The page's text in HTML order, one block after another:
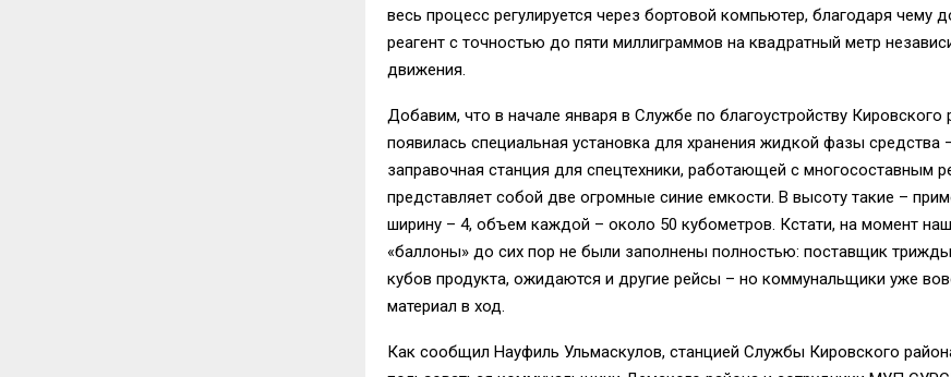
весь процесс регулируется через бортовой компьютер, благодаря чему
реагент с точностью до пяти миллиграммов на квадратный метр
движения.
Добавим, что в начале января в Службе по благоустройству Кировского
появилась специальная установка для хранения жидкой фазы средства
заправочная станция для спецтехники, работающей с многосоставным
представляет собой две огромные синие емкости. В высоту такие –
ширину – 4, объем каждой – около 50 кубометров. Кстати, на момент
«баллоны» до сих пор не были заполнены полностью: поставщик
кубов продукта, ожидаются и другие рейсы – но коммунальщики уже
материал в ход.
Как сообщил Науфиль Ульмаскулов, станцией Службы Кировского